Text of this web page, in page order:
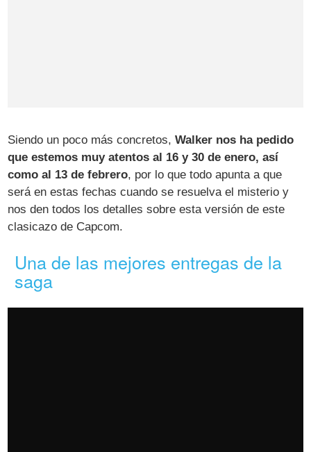
Siendo un poco más concretos,Walker nos ha pedido
que estemos muy atentos al 16 y 30 de enero, así
como al 13 de febrero, por lo que todo apunta a que
será en estas fechas cuando se resuelva el misterio y
nos den todos los detalles sobre esta versión de este
clasicazo de Capcom.
Una de las mejores entregas de la
saga